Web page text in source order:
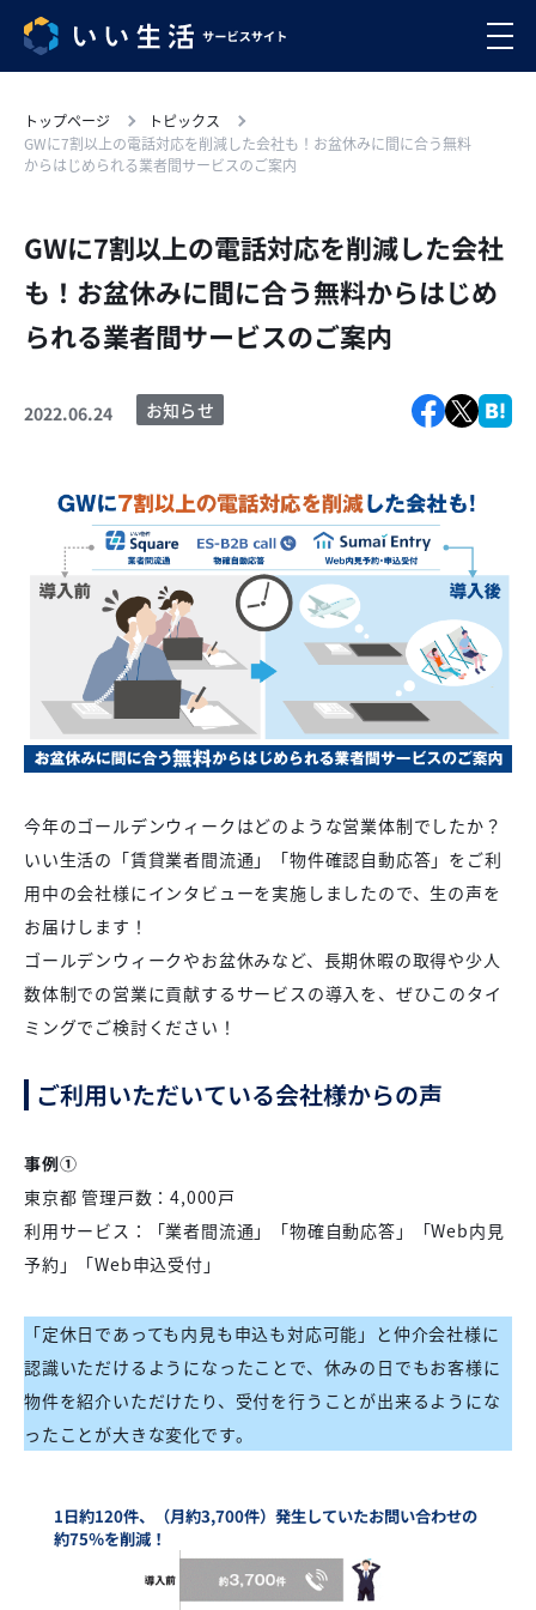
トップページ
トピックス
GWに7割以上の電話対応を削減した会社も！お盆休みに間に合う無料
からはじめられる業者間サービスのご案内
GWに7割以上の電話対応を削減した会社
も！お盆休みに間に合う無料からはじめ
られる業者間サービスのご案内
2022.06.24 お知らせ
今年のゴールデンウィークはどのような営業体制でしたか？
いい生活の「賃貸業者間流通」「物件確認自動応答」をご利
用中の会社様にインタビューを実施しましたので、生の声を
お届けします！
ゴールデンウィークやお盆休みなど、長期休暇の取得や少人
数体制での営業に貢献するサービスの導入を、ぜひこのタイ
ミングでご検討ください！
ご利用いただいている会社様からの声
事例①
東京都 管理戸数：4,000戸
利用サービス：「業者間流通」「物確自動応答」「Web内見
予約」「Web申込受付」
「定休日であっても内見も申込も対応可能」と仲介会社様に
認識いただけるようになったことで、休みの日でもお客様に
物件を紹介いただけたり、受付を行うことが出来るようにな
ったことが大きな変化です。
1日約120件、（月約3,700件）発生していたお問い合わせの
約75％を削減！